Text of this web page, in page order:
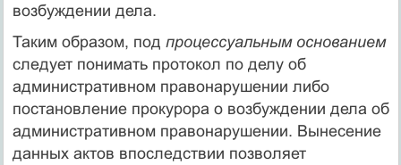
возбуждении дела.
Таким образом, под процессуальным основанием
следует понимать протокол по делу об
административном правонарушении либо
постановление прокурора о возбуждении дела об
административном правонарушении. Вынесение
данных актов впоследствии позволяет